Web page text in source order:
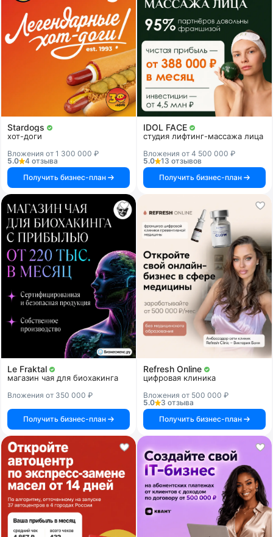
Stardogs
хот-доги
Вложения от 1 300 000 ₽
5.0
4 отзыва
Получить бизнес-план
IDOL FACE
студия лифтинг-массажа лица
Вложения от 4 500 000 ₽
5.0
13 отзывов
Получить бизнес-план
Le Fraktal
магазин чая для биохакинга
Вложения от 350 000 ₽
Получить бизнес-план
Refresh Online
цифровая клиника
Вложения от 500 000 ₽
5.0
3 отзыва
Получить бизнес-план